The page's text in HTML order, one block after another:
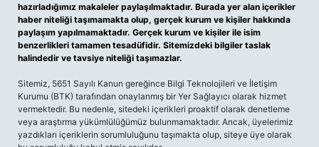
hazırladığımız makaleler paylaşılmaktadır. Burada yer alan içerikler
haber niteliği taşımamakta olup, gerçek kurum ve kişiler hakkında
paylaşım yapılmamaktadır. Gerçek kurum ve kişiler ile isim
benzerlikleri tamamen tesadüfidir. Sitemizdeki bilgiler taslak
halindedir ve tavsiye niteliği taşımazlar.
Sitemiz, 5651 Sayılı Kanun gereğince Bilgi Teknolojileri ve İletişim
Kurumu (BTK) tarafından onaylanmış bir Yer Sağlayıcı olarak hizmet
vermektedir. Bu nedenle, sitedeki içerikleri proaktif olarak denetleme
veya araştırma yükümlülüğümüz bulunmamaktadır. Ancak, üyelerimiz
yazdıkları içeriklerin sorumluluğunu taşımakta olup, siteye üye olarak